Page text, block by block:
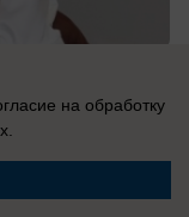
на обработку